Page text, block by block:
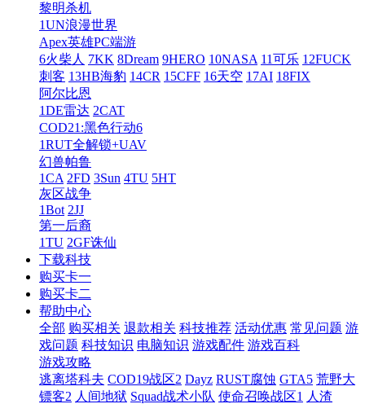
黎明杀机
1UN浪漫世界
Apex英雄PC端游
6火柴人 7KK 8Dream 9HERO 10NASA 11可乐 12FUCK
刺客 13HB海豹 14CR 15CFF 16天空 17AI 18FIX
阿尔比恩
1DE雷达 2CAT
COD21:黑色行动6
1RUT全解锁+UAV
幻兽帕鲁
1CA 2FD 3Sun 4TU 5HT
灰区战争
1Bot 2JJ
第一后裔
1TU 2GF诛仙
下载科技
购买卡一
购买卡二
帮助中心
全部 购买相关 退款相关 科技推荐 活动优惠 常见问题 游
戏问题 科技知识 电脑知识 游戏配件 游戏百科
游戏攻略
逃离塔科夫 COD19战区2 Dayz RUST腐蚀 GTA5 荒野大
镖客2 人间地狱 Squad战术小队 使命召唤战区1 人渣